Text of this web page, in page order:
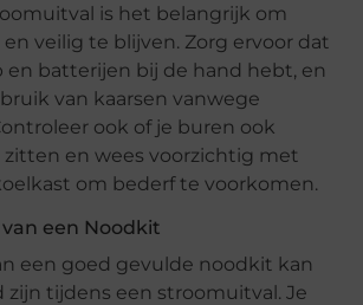
is het belangrijk om
veilig te blijven. Zorg ervoor dat
en batterijen bij de hand hebt, en
van kaarsen vanwege
ook of je buren ook
en wees voorzichtig met
om bederf te voorkomen.
een Noodkit
een goed gevulde noodkit kan
zijn tijdens een stroomuitval. Je